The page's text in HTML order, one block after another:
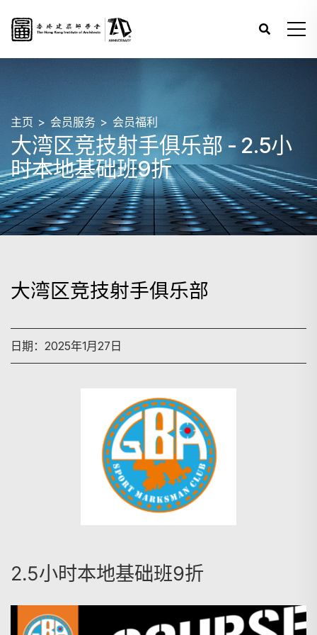
主页 会员服务 会员福利
大湾区竞技射手俱乐部 - 2.5小
时本地基础班9折
大湾区竞技射手俱乐部
日期：2025年1月27日
2.5小时本地基础班9折